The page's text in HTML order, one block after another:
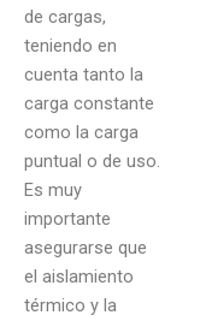
de cargas,
teniendo en
cuenta tanto la
carga constante
como la carga
puntual o de uso.
Es muy
importante
asegurarse que
el aislamiento
térmico y la